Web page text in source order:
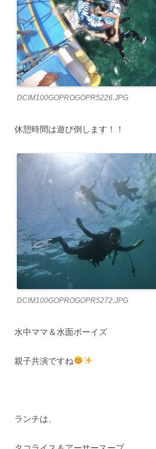
DCIM100GOPROGOPR5226.JPG
休憩時間は遊び倒します！！
DCIM100GOPROGOPR5272.JPG
水中ママ＆水面ボーイズ
親子共演ですね
ランチは、